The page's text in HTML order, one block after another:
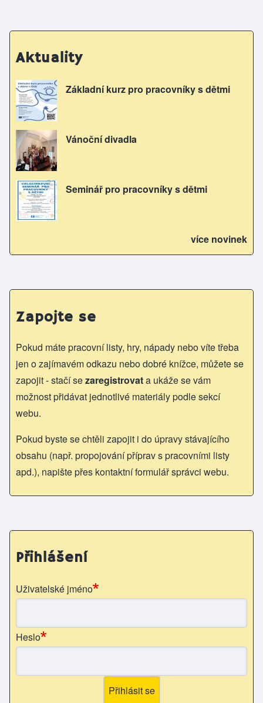
Aktuality
Základní kurz pro pracovníky s dětmi
Vánoční divadla
Seminář pro pracovníky s dětmi
více novinek
Zapojte se
Pokud máte pracovní listy, hry, nápady nebo víte třeba
jen o zajímavém odkazu nebo dobré knížce, můžete se
zapojit - stačí sezaregistrovata ukáže se vám
možnost přidávat jednotlivé materiály podle sekcí
webu.
Pokud byste se chtěli zapojit i do úpravy stávajícího
obsahu (např. propojování příprav s pracovními listy
apd.), napište přes kontaktní formulář správci webu.
Přihlášení
Uživatelské jméno
Heslo